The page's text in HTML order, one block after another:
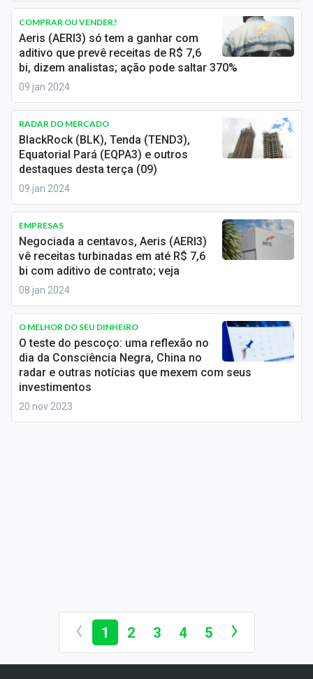
Especiais
Internacional
Marketing
Tecnologia
Conteúdo de Marca
Sobre
Expediente
Contato
COMPRAR OU VENDER?
Aeris (AERI3) só tem a ganhar com
aditivo que prevê receitas de R$ 7,6
bi, dizem analistas; ação pode saltar 370%
09 jan 2024
RADAR DO MERCADO
BlackRock (BLK), Tenda (TEND3),
Equatorial Pará (EQPA3) e outros
destaques desta terça (09)
09 jan 2024
EMPRESAS
Negociada a centavos, Aeris (AERI3)
vê receitas turbinadas em até R$ 7,6
bi com aditivo de contrato; veja
08 jan 2024
O MELHOR DO SEU DINHEIRO
O teste do pescoço: uma reflexão no
dia da Consciência Negra, China no
radar e outras notícias que mexem com seus
investimentos
20 nov 2023
1 2 3 4 5